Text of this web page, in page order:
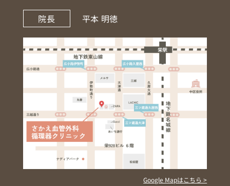
院長 平本 明徳
Google Mapはこちら >